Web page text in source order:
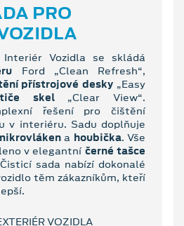
PRO
Vozidla se skládá
Ford „Clean Refresh“,
přístrojové desky „Easy
skel„Clear View“.
řešení pro čištění
v interiéru. Sadu doplňuje
a houbička. Vše
v elegantní černé tašce
sada nabízí dokonalé
těm zákazníkům, kteří